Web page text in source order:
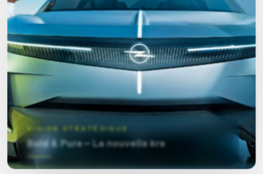
VISION STRATÉGIQUE
Bold & Pure — La nouvelle ère